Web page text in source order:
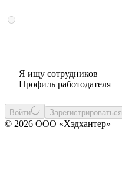
Я ищу сотрудников
Профиль работодателя
Войти Зарегистрироваться
© 2026 ООО «Хэдхантер»